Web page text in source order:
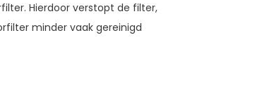
Hierdoor verstopt de filter,
minder vaak gereinigd